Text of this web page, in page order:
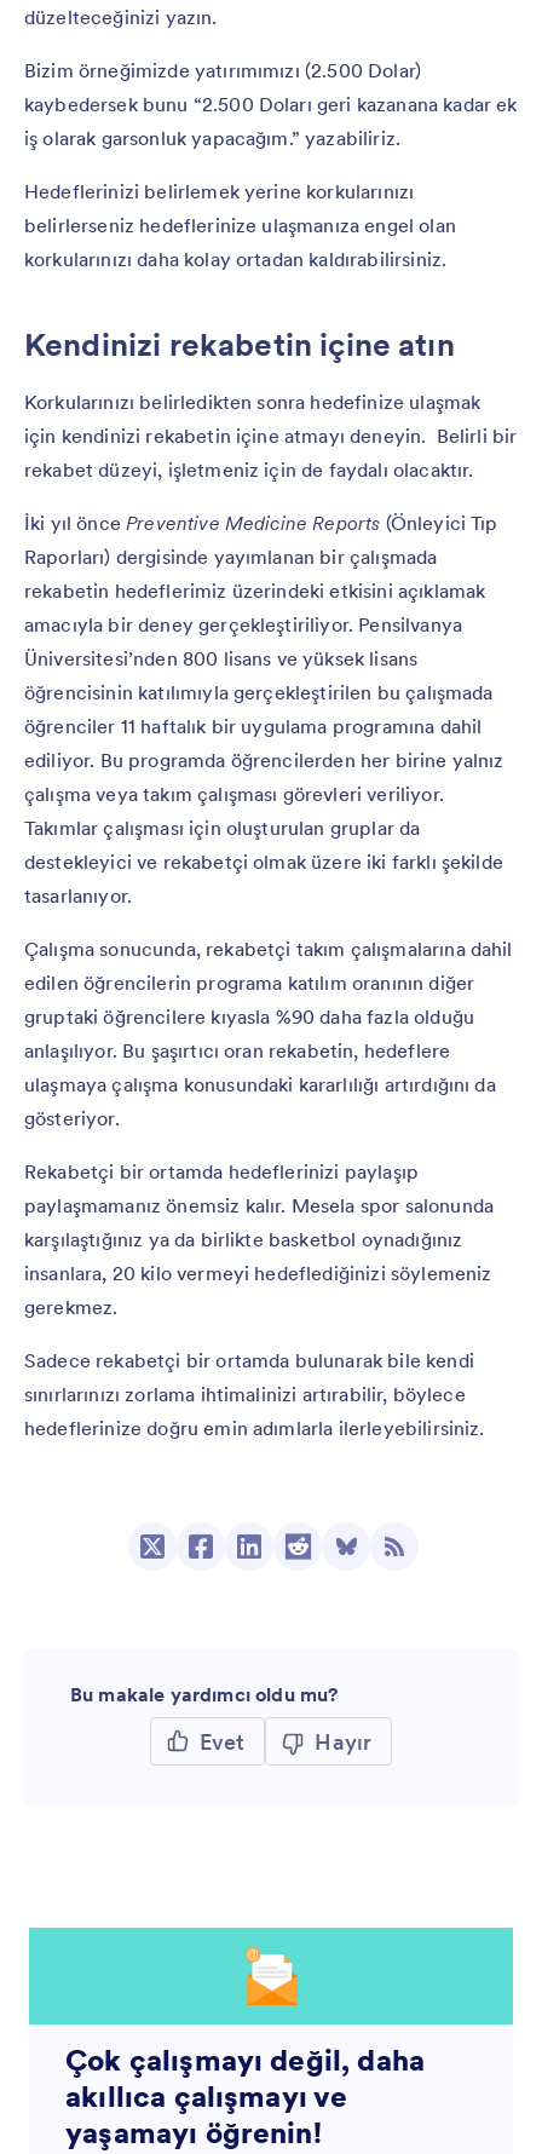
düzelteceğinizi yazın.
Bizim örneğimizde yatırımımızı (2.500 Dolar)
kaybedersek bunu “2.500 Doları geri kazanana kadar ek
iş olarak garsonluk yapacağım.” yazabiliriz.
Hedeflerinizi belirlemek yerine korkularınızı
belirlerseniz hedeflerinize ulaşmanıza engel olan
korkularınızı daha kolay ortadan kaldırabilirsiniz.
Kendinizi rekabetin içine atın
Korkularınızı belirledikten sonra hedefinize ulaşmak
için kendinizi rekabetin içine atmayı deneyin. Belirli bir
rekabet düzeyi, işletmeniz için de faydalı olacaktır.
İki yıl önce Preventive Medicine Reports (Önleyici Tıp
Raporları) dergisinde yayımlanan bir çalışmada
rekabetin hedeflerimiz üzerindeki etkisini açıklamak
amacıyla bir deney gerçekleştiriliyor. Pensilvanya
Üniversitesi’nden 800 lisans ve yüksek lisans
öğrencisinin katılımıyla gerçekleştirilen bu çalışmada
öğrenciler 11 haftalık bir uygulama programına dahil
ediliyor. Bu programda öğrencilerden her birine yalnız
çalışma veya takım çalışması görevleri veriliyor.
Takımlar çalışması için oluşturulan gruplar da
destekleyici ve rekabetçi olmak üzere iki farklı şekilde
tasarlanıyor.
Çalışma sonucunda, rekabetçi takım çalışmalarına dahil
edilen öğrencilerin programa katılım oranının diğer
gruptaki öğrencilere kıyasla %90 daha fazla olduğu
anlaşılıyor. Bu şaşırtıcı oran rekabetin, hedeflere
ulaşmaya çalışma konusundaki kararlılığı artırdığını da
gösteriyor.
Rekabetçi bir ortamda hedeflerinizi paylaşıp
paylaşmamanız önemsiz kalır. Mesela spor salonunda
karşılaştığınız ya da birlikte basketbol oynadığınız
insanlara, 20 kilo vermeyi hedeflediğinizi söylemeniz
gerekmez.
Sadece rekabetçi bir ortamda bulunarak bile kendi
sınırlarınızı zorlama ihtimalinizi artırabilir, böylece
hedeflerinize doğru emin adımlarla ilerleyebilirsiniz.
Bu makale yardımcı oldu mu?
Evet Hayır
Çok çalışmayı değil, daha
akıllıca çalışmayı ve
yaşamayı öğrenin!